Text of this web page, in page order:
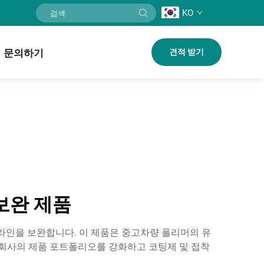
KO
문의하기 견적 받기
완 제품
을 보완합니다. 이 제품은 중고차량 폴리머의 유
사의 제품 포트폴리오를 강화하고 코팅제 및 접착